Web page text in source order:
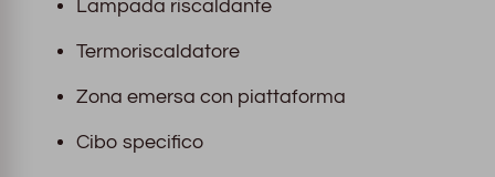
Lampada riscaldante
Termoriscaldatore
Zona emersa con piattaforma
Cibo specifico